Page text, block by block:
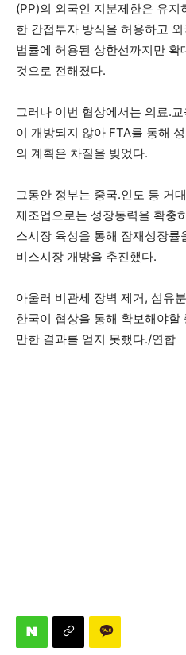
(PP)의 외국인 지분제한은 유
한 간접투자 방식을 허용하고
법률에 허용된 상한선까지만
것으로 전해졌다.
그러나 이번 협상에서는 의료.
이 개방되지 않아 FTA를 통해
의 계획은 차질을 빚었다.
그동안 정부는 중국.인도 등 거
제조업으로는 성장동력을 확충
스시장 육성을 통해 잠재성장
비스시장 개방을 추진했다.
아울러 비관세 장벽 제거, 섬유
한국이 협상을 통해 확보해야
만한 결과를 얻지 못했다./연합